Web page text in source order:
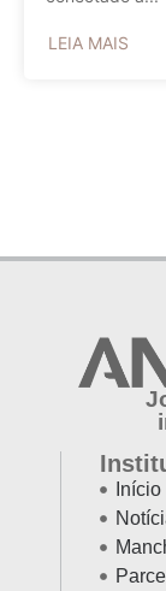
LEIA MAIS
Início